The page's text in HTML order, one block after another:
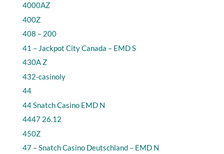
4000AZ
400Z
408 – 200
41 – Jackpot City Canada – EMD S
430A Z
432-casinoly
44
44 Snatch Casino EMD N
4447 26.12
450Z
47 – Snatch Casino Deutschland – EMD N